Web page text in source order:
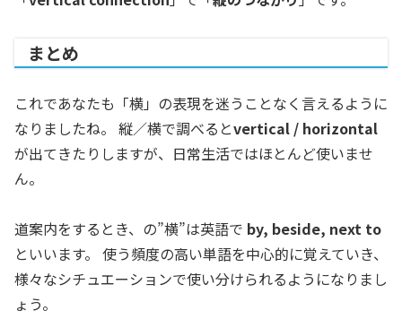
まとめ
これであなたも「横」の表現を迷うことなく言えるように
なりましたね。 縦／横で調べるとvertical / horizontal
が出てきたりしますが、日常生活ではほとんど使いませ
ん。
道案内をするとき、の”横”は英語で by, beside, next to
といいます。 使う頻度の高い単語を中心的に覚えていき、
様々なシチュエーションで使い分けられるようになりまし
ょう。